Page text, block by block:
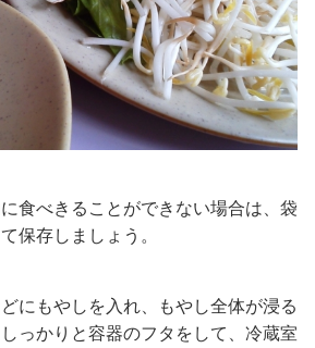
食べきることができない場合は、袋
保存しましょう。
にもやしを入れ、もやし全体が浸る
っかりと容器のフタをして、冷蔵室